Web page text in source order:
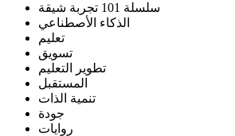
سلسلة 101 تجربة شيقة
الذكاء الأصطناعي
تعليم
تسويق
تطوير التعليم
المستقبل
تنمية الذات
جودة
روايات